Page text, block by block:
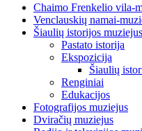
Chaimo Frenkelio vila-
Venclauskių namai-
Šiaulių istorijos muziejus
Pastato istorija
Ekspozicija
Šiaulių
Renginiai
Edukacijos
Fotografijos muziejus
Dviračių muziejus